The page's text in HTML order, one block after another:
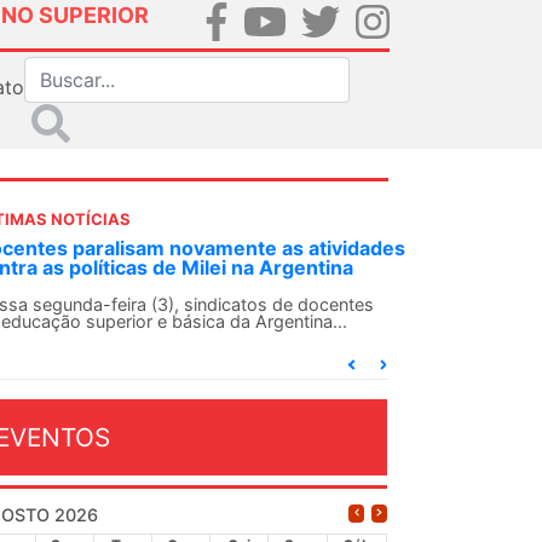
SUPERIOR
NOTÍCIAS
SN convoca docentes para Dia de
Internacionalista com Cuba em
de agosto
SN conclama suas seções sindicais e o